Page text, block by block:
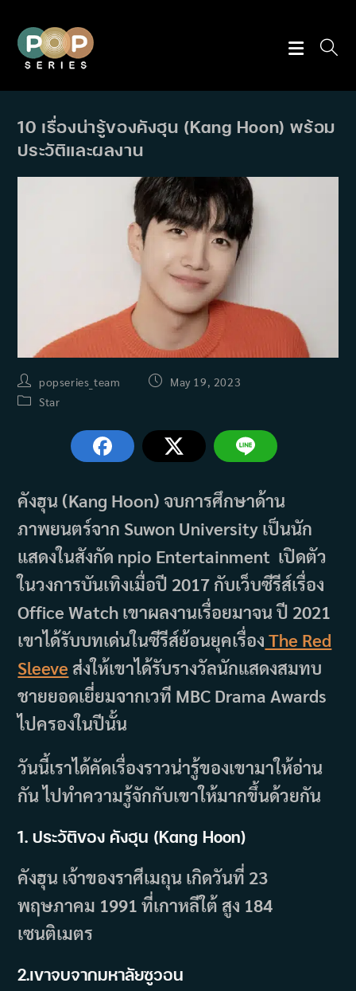
content
10 เรื่องน่ารู้ของคังฮุน (Kang Hoon) พร้อม
ประวัติและผลงาน
Post
author:
popseries_team
PostMay 19, 2023
PostStar
คังฮุน (Kang Hoon) จบการศึกษาด้าน
ภาพยนตร์จาก Suwon University เป็นนัก
แสดงในสังกัด npio Entertainment เปิดตัว
ในวงการบันเทิงเมื่อปี 2017 กับเว็บซีรีส์เรื่อง
Office Watch เขาผลงานเรื่อยมาจน ปี 2021
เขาได้รับบทเด่นในซีรีส์ย้อนยุคเรื่อง The Red
Sleeve ส่งให้เขาได้รับรางวัลนักแสดงสมทบ
ชายยอดเยี่ยมจากเวที MBC Drama Awards
ไปครองในปีนั้น
วันนี้เราได้คัดเรื่องราวน่ารู้ของเขามาให้อ่าน
กัน ไปทำความรู้จักกับเขาให้มากขึ้นด้วยกัน
1. ประวัติของ คังฮุน (Kang Hoon)
คังฮุน เจ้าของราศีเมถุน เกิดวันที่ 23
พฤษภาคม 1991 ที่เกาหลีใต้ สูง 184
เซนติเมตร
2.เขาจบจากมหาลัยซูวอน